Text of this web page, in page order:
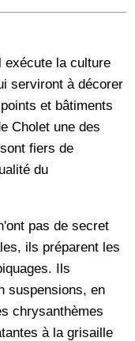
exécute la culture
serviront à décorer
et bâtiments
Cholet une des
fiers de
du
pas de secret
ils préparent les
Ils
suspensions, en
chrysanthèmes
à la grisaille